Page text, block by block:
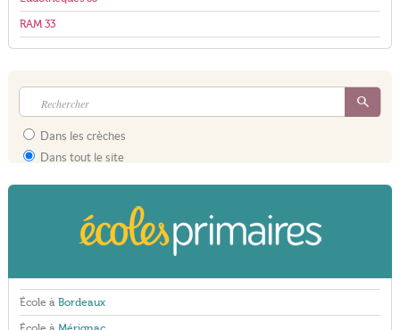
RAM 33
Dans les crèches
Dans tout le site
École à Bordeaux